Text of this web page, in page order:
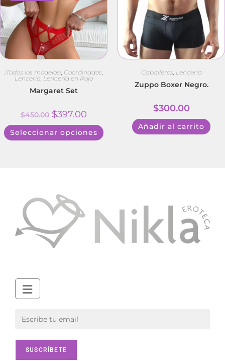
¡Todos los modelos! Coordinados
Lencería Lencería en Rojo
Margaret Set
$450.00 $397.00
Seleccionar opciones
Caballeros Lencería
Zuppo Boxer Negro.
$300.00
Añadir al carrito